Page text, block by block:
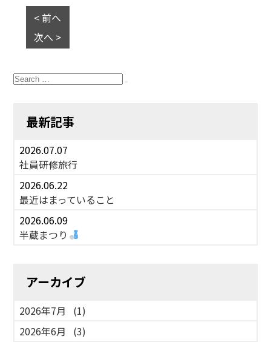
< 前へ
次へ >
Search
for:
最新記事
2026.07.07
社員研修旅行
2026.06.22
最近はまっていること
2026.06.09
半蔵まつり
アーカイブ
2026年7月
(1)
2026年6月
(3)